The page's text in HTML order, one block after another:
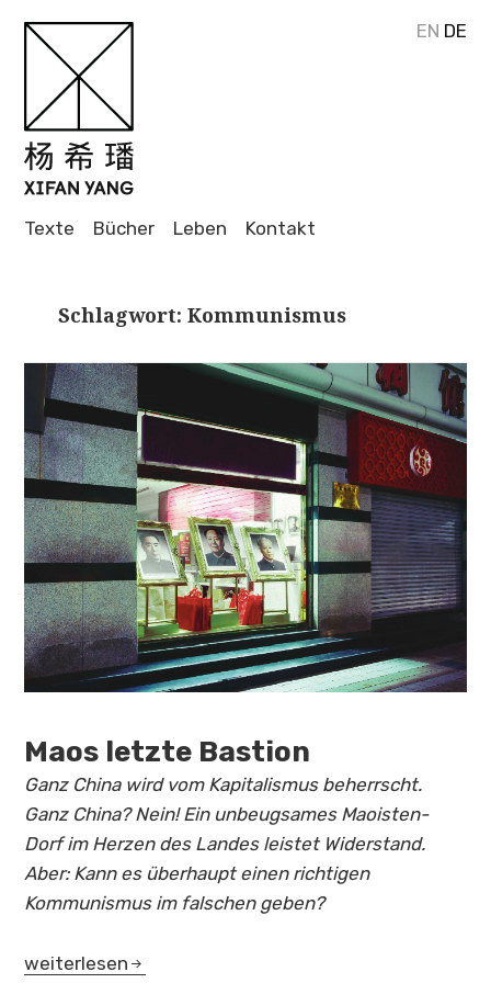
XIFAN
EN DE
Texte Bücher Leben Kontakt
Schlagwort: Kommunismus
Maos letzte Bastion
Ganz China wird vom Kapitalismus beherrscht.
Ganz China? Nein! Ein unbeugsames Maoisten-
Dorf im Herzen des Landes leistet Widerstand.
Aber: Kann es überhaupt einen richtigen
Kommunismus im falschen geben?
Maos letzte Bastion
weiterlesen